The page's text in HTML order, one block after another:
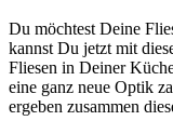
Du möchtest Deine
kannst Du jetzt mit
Fliesen in Deiner
eine ganz neue Optik
ergeben zusammen